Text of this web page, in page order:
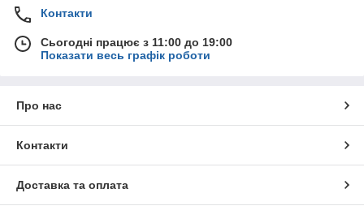
Контакти
Сьогодні працює з 11:00 до 19:00
Показати весь графік роботи
Про нас
Контакти
Доставка та оплата